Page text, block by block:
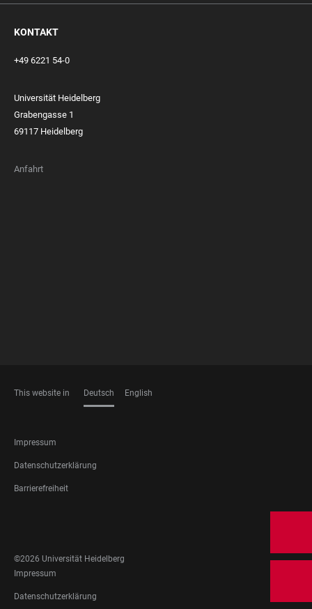
KONTAKT
+49 6221 54-0
Universität Heidelberg
Grabengasse 1
69117 Heidelberg
Anfahrt
This website in Deutsch English
FOOTER
LEGAL
Impressum
Datenschutzerklärung
Barrierefreiheit
MEDIA
©2026 Universität Heidelberg
FOOTER
LEGAL
Impressum
Datenschutzerklärung